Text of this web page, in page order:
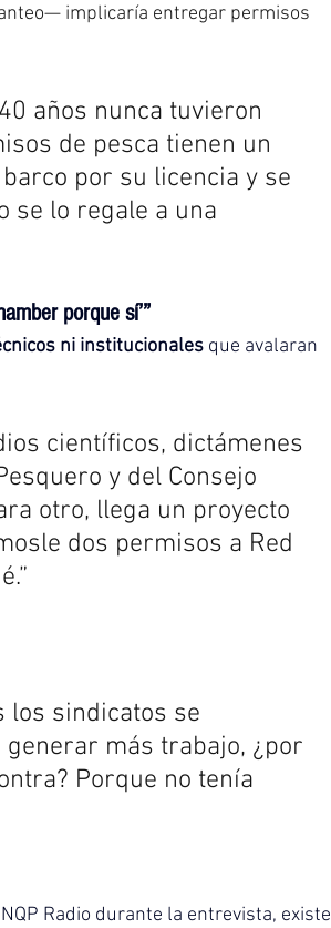
implicaría entregar permisos
años nunca tuvieron
de pesca tienen un
por su licencia y se
se lo regale a una
porque sí’”
ni institucionales que avalaran
científicos, dictámenes
y del Consejo
otro, llega un proyecto
dos permisos a Red
los sindicatos se
más trabajo, ¿por
Porque no tenía
Radio durante la entrevista, existe